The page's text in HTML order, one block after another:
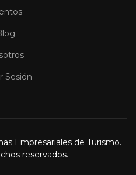
Sesión
Empresariales de Turismo.
reservados.